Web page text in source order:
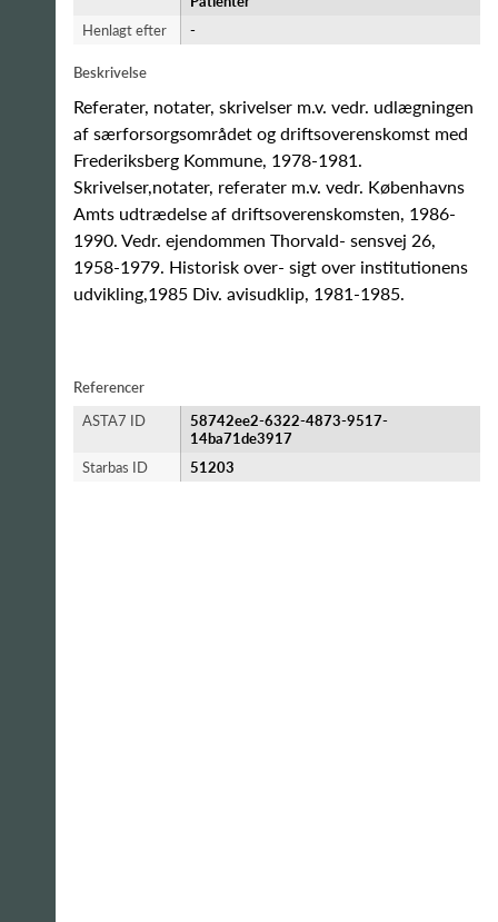
Henlagt efter
-
Beskrivelse
Referater, notater, skrivelser m.v. vedr. udlægningen
af særforsorgsområdet og driftsoverenskomst med
Frederiksberg Kommune, 1978-1981.
Skrivelser,notater, referater m.v. vedr. Københavns
Amts udtrædelse af driftsoverenskomsten, 1986-
1990. Vedr. ejendommen Thorvald- sensvej 26,
1958-1979. Historisk over- sigt over institutionens
udvikling,1985 Div. avisudklip, 1981-1985.
Referencer
ASTA7 ID
58742ee2-6322-4873-9517-
14ba71de3917
Starbas ID
51203